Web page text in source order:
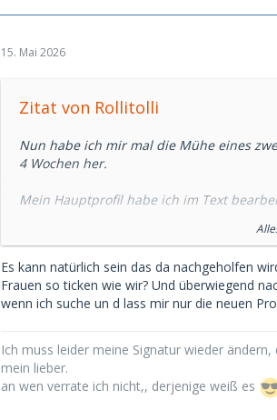
15. Mai 2026
Zitat von Rollitolli
Nun habe ich mir mal die Mühe eines
4 Wochen her.
Mein Hauptprofil habe ich im Text
Änderungen von Text oder Bild erledigt
der Nacht geschieht meistens gegen 1
die kann man immer dieser Zeit
wer da 1 und 1 zusammen zählt
Lovoo hatte es ja schon erwischt,
Es kann natürlich sein das da nachgeholfen
Frauen so ticken wie wir? Und überwiegend
wenn ich suche un d lass mir nur die neuen
Ich muss leider meine Signatur wieder
mein lieber.
an wen verrate ich nicht,, derjenige weiß es